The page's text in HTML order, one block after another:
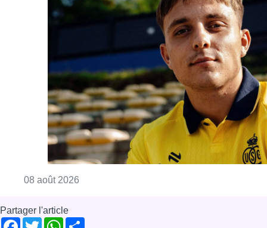
08 août 2026
Partager l'article
Facebook
TwitterWhatsApp